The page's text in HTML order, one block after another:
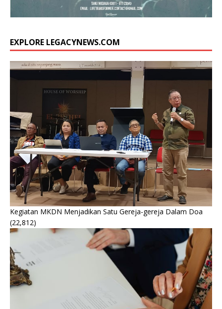
EXPLORE LEGACYNEWS.COM
Kegiatan MKDN Menjadikan Satu Gereja-gereja Dalam Doa
(22,812)